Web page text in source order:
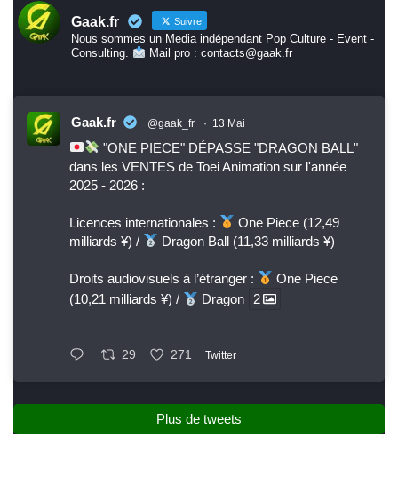
Gaak.fr Suivre
Nous sommes un Media indépendant Pop Culture - Event -
Consulting.
Mail pro : contacts@gaak.fr
Gaak.fr @gaak_fr · 13 Mai
"ONE PIECE" DÉPASSE "DRAGON BALL"
dans les VENTES de Toei Animation sur l'année
2025 - 2026 :
Licences internationales :
One Piece (12,49
milliards ¥) /
Dragon Ball (11,33 milliards ¥)
Droits audiovisuels à l’étranger :
One Piece
(10,21 milliards ¥) /
Dragon 2
29 271 Twitter
Plus de tweets